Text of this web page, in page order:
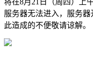
服务器无法进入，服务
此造成的不便敬请谅解。